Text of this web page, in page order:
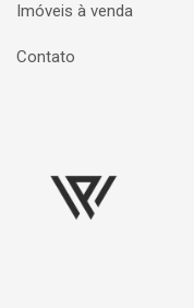
Imóveis à venda
Contato